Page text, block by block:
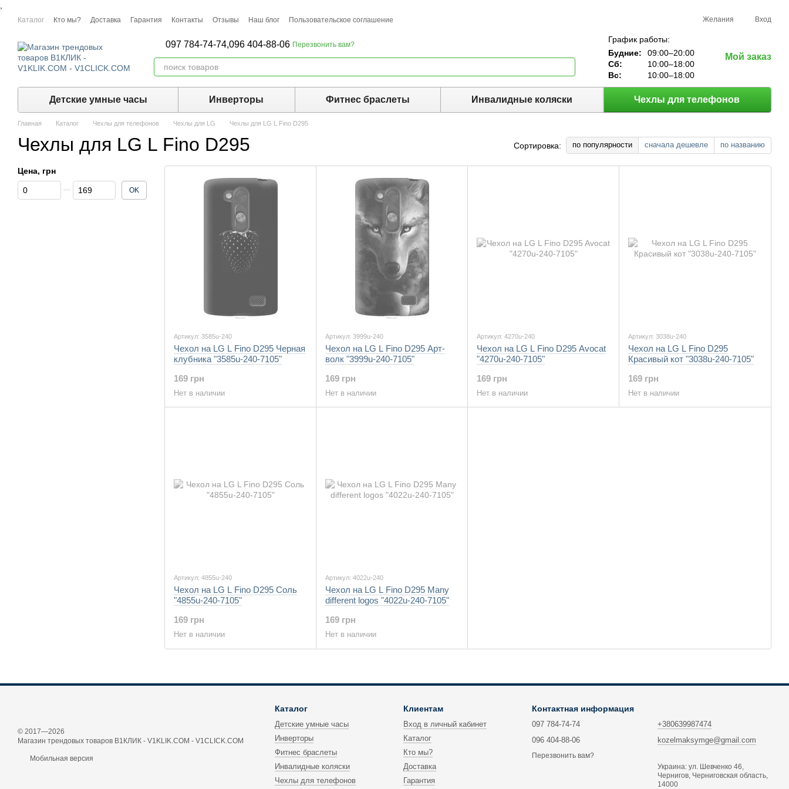
Перейти к основному контенту
Каталог Кто мы? Доставка Гарантия Контакты Отзывы Наш блог Пользовательское соглашение Желания Вход
097 784-74-74,096 404-88-06 Перезвонить вам?
График работы:
Будние:
09:00–20:00
Сб:
10:00–18:00
Вс:
10:00–18:00
Мой заказ
Детские умные часы Инверторы Фитнес браслеты Инвалидные коляски Чехлы для телефонов
Главная Каталог Чехлы для телефонов Чехлы для LG Чехлы для LG L Fino D295
Чехлы для LG L Fino D295 Сортировка: по популярности сначала дешевле по названию
Артикул: 3585u-240
Чехол на LG L Fino D295 Черная
клубника "3585u-240-7105"
169 грн
Нет в наличии
Артикул: 3999u-240
Чехол на LG L Fino D295 Арт-
волк "3999u-240-7105"
169 грн
Нет в наличии
Артикул: 4270u-240
Чехол на LG L Fino D295 Avocat
"4270u-240-7105"
169 грн
Нет в наличии
Артикул: 3038u-240
Чехол на LG L Fino D295
Красивый кот "3038u-240-7105"
169 грн
Нет в наличии
Артикул: 4855u-240
Чехол на LG L Fino D295 Соль
"4855u-240-7105"
169 грн
Нет в наличии
Артикул: 4022u-240
Чехол на LG L Fino D295 Many
different logos "4022u-240-7105"
169 грн
Нет в наличии
Цена, грн
От Цена, грн
До Цена, грн OK
© 2017—2026
Магазин трендовых товаров В1КЛИК - V1KLIK.COM - V1CLICK.COM
Мобильная версия
Каталог
Детские умные часы
Инверторы
Фитнес браслеты
Инвалидные коляски
Чехлы для телефонов
Клиентам
Вход в личный кабинет
Каталог
Кто мы?
Доставка
Гарантия
Контактная информация
097 784-74-74
096 404-88-06
Перезвонить вам?
+380639987474
kozelmaksymge@gmail.com
Украина: ул. Шевченко 46,
Чернигов, Черниговская область,
14000